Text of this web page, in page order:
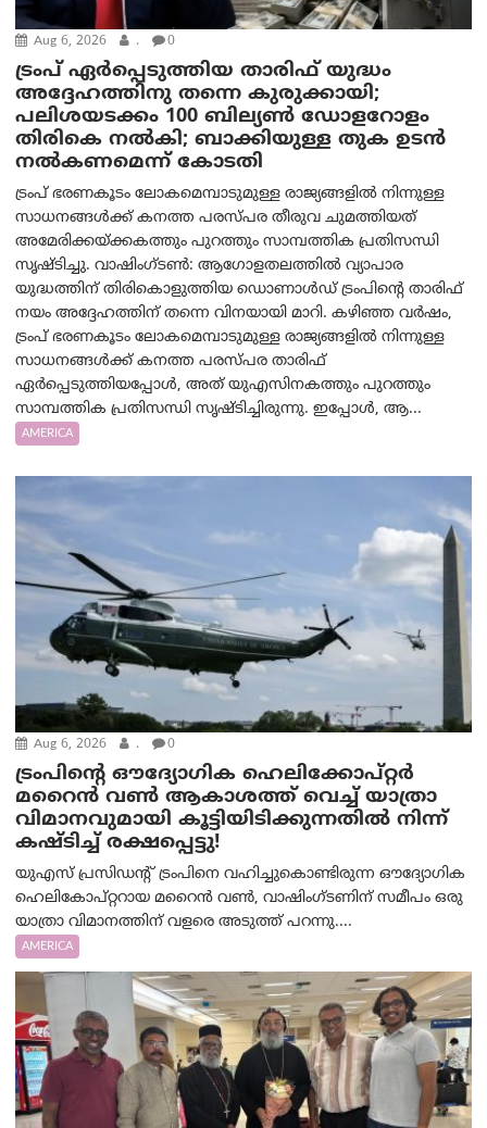
Aug 6, 2026 . 0
ട്രംപ് ഏര്‍പ്പെടുത്തിയ താരിഫ് യുദ്ധം
അദ്ദേഹത്തിനു തന്നെ കുരുക്കായി;
പലിശയടക്കം 100 ബില്യണ്‍ ഡോളറോളം
തിരികെ നല്‍കി; ബാക്കിയുള്ള തുക ഉടന്‍
നല്‍കണമെന്ന് കോടതി
ട്രംപ് ഭരണകൂടം ലോകമെമ്പാടുമുള്ള രാജ്യങ്ങളിൽ നിന്നുള്ള
സാധനങ്ങൾക്ക് കനത്ത പരസ്പര തീരുവ ചുമത്തിയത്
അമേരിക്കയ്ക്കകത്തും പുറത്തും സാമ്പത്തിക പ്രതിസന്ധി
സൃഷ്ടിച്ചു. വാഷിംഗ്ടണ്‍: ആഗോളതലത്തിൽ വ്യാപാര
യുദ്ധത്തിന് തിരികൊളുത്തിയ ഡൊണാൾഡ് ട്രംപിന്റെ താരിഫ്
നയം അദ്ദേഹത്തിന് തന്നെ വിനയായി മാറി. കഴിഞ്ഞ വർഷം,
ട്രംപ് ഭരണകൂടം ലോകമെമ്പാടുമുള്ള രാജ്യങ്ങളിൽ നിന്നുള്ള
സാധനങ്ങൾക്ക് കനത്ത പരസ്പര താരിഫ്
ഏർപ്പെടുത്തിയപ്പോൾ, അത് യുഎസിനകത്തും പുറത്തും
സാമ്പത്തിക പ്രതിസന്ധി സൃഷ്ടിച്ചിരുന്നു. ഇപ്പോൾ, ആ...
AMERICA
Aug 6, 2026 . 0
ട്രം‌പിന്റെ ഔദ്യോഗിക ഹെലിക്കോപ്റ്റര്‍
മറൈന്‍ വണ്‍ ആകാശത്ത് വെച്ച് യാത്രാ
വിമാനവുമായി കൂട്ടിയിടിക്കുന്നതിൽ നിന്ന്
കഷ്ടിച്ച് രക്ഷപ്പെട്ടു!
യുഎസ് പ്രസിഡന്റ് ട്രംപിനെ വഹിച്ചുകൊണ്ടിരുന്ന ഔദ്യോഗിക
ഹെലികോപ്റ്ററായ മറൈൻ വൺ, വാഷിംഗ്ടണിന് സമീപം ഒരു
യാത്രാ വിമാനത്തിന് വളരെ അടുത്ത് പറന്നു....
AMERICA